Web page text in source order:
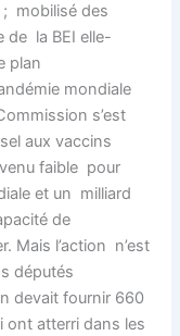
mobilisé des
de la BEI elle-
plan
mondiale
s’est
aux vaccins
faible pour
et un milliard
de
Mais l’action n’est
députés
devait fournir 660
ont atterri dans les